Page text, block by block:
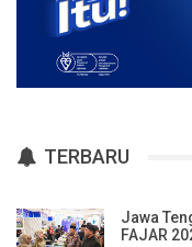
TERBARU
Jawa
FAJAR